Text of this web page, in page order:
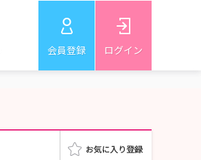
会員登録 ログイン